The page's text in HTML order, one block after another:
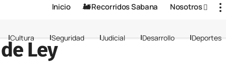
Inicio 🚂 Recorridos Sabana Nosotros
Cultura Seguridad Judicial Desarrollo Deportes
Ley